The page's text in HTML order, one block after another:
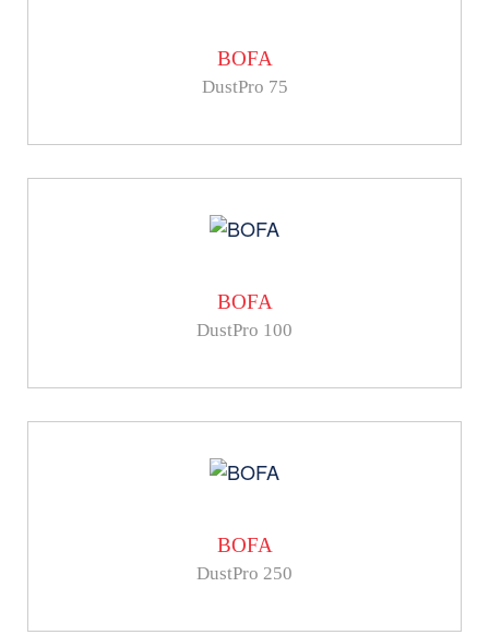
BOFA
DustPro 75
BOFA
DustPro 100
BOFA
DustPro 250